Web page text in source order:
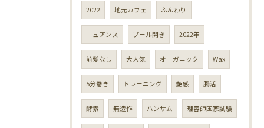
2022 地元カフェ ふんわり
ニュアンス プール開き 2022年
前髪なし 大人気 オーガニック Wax
5分巻き トレーニング 艶感 腸活
酵素 無造作 ハンサム 理容師国家試験